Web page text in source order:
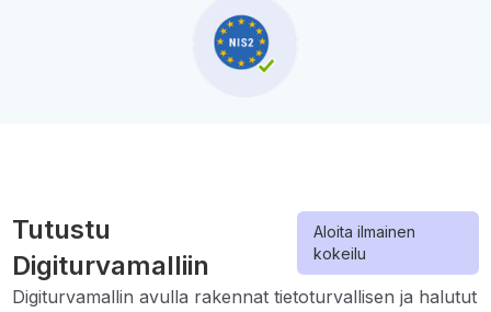
Tutustu
Digiturvamalliin
Aloita ilmainen
kokeilu
Digiturvamallin avulla rakennat tietoturvallisen ja halutut